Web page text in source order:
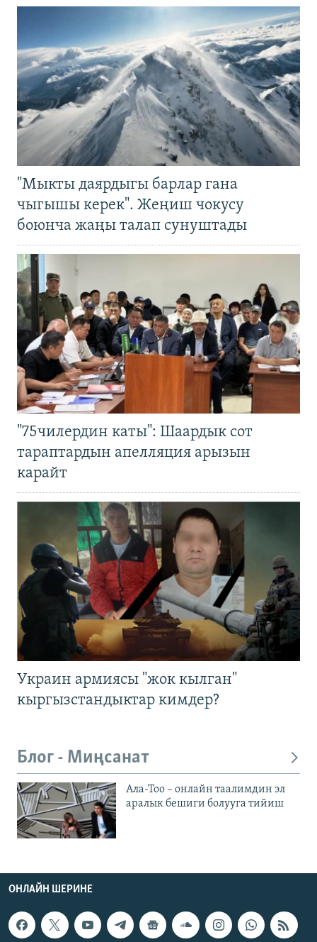
"Мыкты даярдыгы барлар гана
чыгышы керек". Жеңиш чокусу
боюнча жаңы талап сунуштады
"75чилердин каты": Шаардык сот
тараптардын апелляция арызын
карайт
Украин армиясы "жок кылган"
кыргызстандыктар кимдер?
Блог - Миңсанат
Ала-Тоо – онлайн таалимдин эл
аралык бешиги болууга тийиш
ОНЛАЙН ШЕРИНЕ